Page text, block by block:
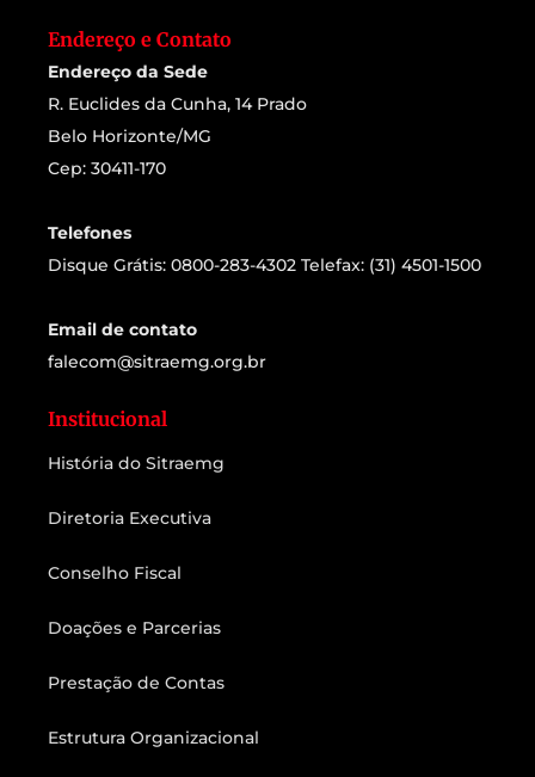
Endereço e Contato
Endereço da Sede
R. Euclides da Cunha, 14 Prado
Belo Horizonte/MG
Cep: 30411-170
Telefones
Disque Grátis: 0800-283-4302 Telefax: (31) 4501-1500
Email de contato
falecom@sitraemg.org.br
Institucional
História do Sitraemg
Diretoria Executiva
Conselho Fiscal
Doações e Parcerias
Prestação de Contas
Estrutura Organizacional